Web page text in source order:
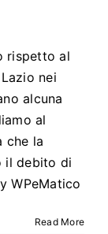
rispetto al
nei
alcuna
al
che la
il debito di
WPeMatico
Read More